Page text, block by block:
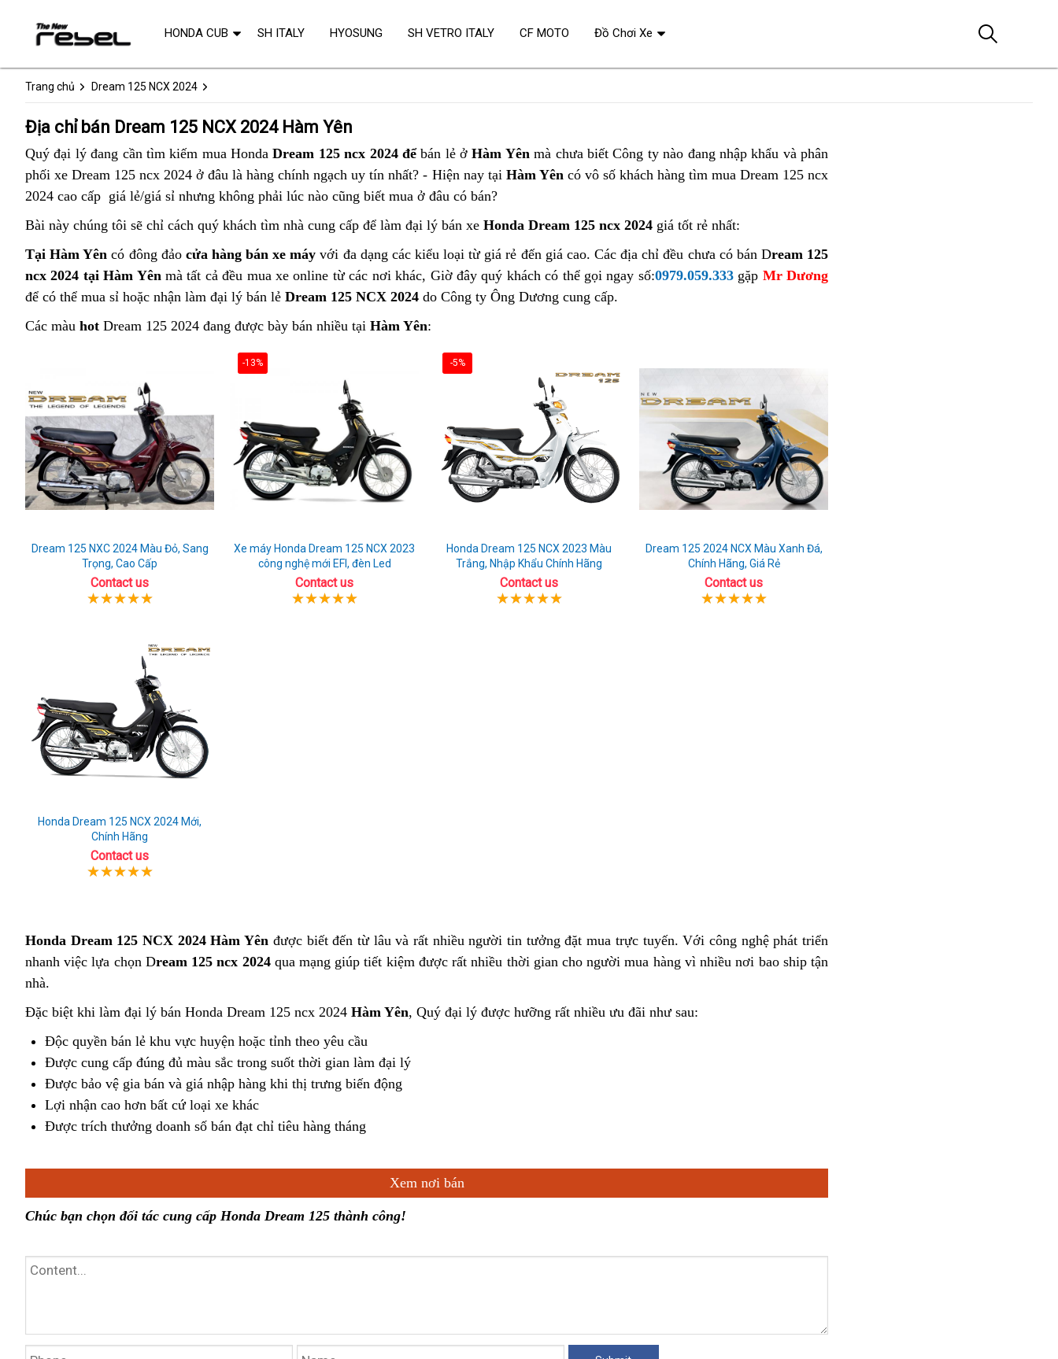
Trang chủ Dream 125 NCX 2024
Địa chỉ bán Dream 125 NCX 2024 Hàm Yên
Quý đại lý đang cần tìm kiếm mua HondaDream 125 ncx 2024 đểbán lẻ ở Hàm Yênmà chưa biết Công ty nào đang nhập khẩu và phân
phối xe Dream 125 ncx 2024 ở đâu là hàng chính ngạch uy tín nhất? - Hiện nay tại Hàm Yêncó vô số khách hàng tìm mua Dream 125 ncx
2024 cao cấp giá lẻ/giá sỉ nhưng không phải lúc nào cũng biết mua ở đâu có bán?
Bài này chúng tôi sẽ chỉ cách quý khách tìm nhà cung cấp để làm đại lý bán xe Honda Dream 125 ncx 2024 giá tốt rẻ nhất:
Tại Hàm Yên có đông đảo cửa hàng bán xe máy với đa dạng các kiểu loại từ giá rẻ đến giá cao. Các địa chỉ đều chưa có bán Dream 125
ncx 2024 tại Hàm Yênmà tất cả đều mua xe online từ các nơi khác, Giờ đây quý khách có thể gọi ngay số:0979.059.333gặp Mr Dương
để có thể mua sỉ hoặc nhận làm đại lý bán lẻ Dream 125 NCX 2024 do Công ty Ông Dương cung cấp.
Các màu hot Dream 125 2024 đang được bày bán nhiều tại Hàm Yên:
Dream 125 NXC 2024 Màu Đỏ, Sang
Trọng, Cao Cấp
Contact us
-13%
Xe máy Honda Dream 125 NCX 2023
công nghệ mới EFI, đèn Led
Contact us
-5%
Honda Dream 125 NCX 2023 Màu
Trắng, Nhập Khẩu Chính Hãng
Contact us
Dream 125 2024 NCX Màu Xanh Đá,
Chính Hãng, Giá Rẻ
Contact us
Honda Dream 125 NCX 2024 Mới,
Chính Hãng
Contact us
Honda Dream 125 NCX 2024 Hàm Yên được biết đến từ lâu và rất nhiều người tin tưởng đặt mua trực tuyến. Với công nghệ phát triển
nhanh việc lựa chọn Dream 125 ncx 2024qua mạng giúp tiết kiệm được rất nhiều thời gian cho người mua hàng vì nhiều nơi bao ship tận
nhà.
Đặc biệt khi làm đại lý bán Honda Dream 125 ncx 2024 Hàm Yên, Quý đại lý được hưỡng rất nhiều ưu đãi như sau:
Độc quyền bán lẻ khu vực huyện hoặc tỉnh theo yêu cầu
Được cung cấp đúng đủ màu sắc trong suốt thời gian làm đại lý
Được bảo vệ gia bán và giá nhập hàng khi thị trưng biến động
Lợi nhận cao hơn bất cứ loại xe khác
Được trích thưởng doanh số bán đạt chỉ tiêu hàng tháng
Xem nơi bán
Chúc bạn chọn đối tác cung cấp Honda Dream 125 thành công!
HONDA CUB SH ITALY HYOSUNG SH VETRO ITALY CF MOTO Đồ Chơi Xe